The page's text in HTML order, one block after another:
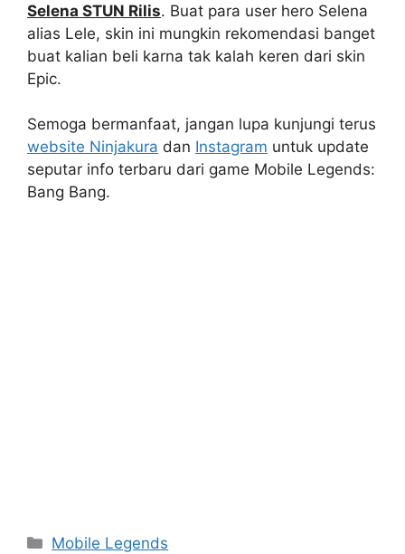
Selena STUN Rilis. Buat para user hero Selena
alias Lele, skin ini mungkin rekomendasi banget
buat kalian beli karna tak kalah keren dari skin
Epic.
Semoga bermanfaat, jangan lupa kunjungi terus
website Ninjakura dan Instagram untuk update
seputar info terbaru dari game Mobile Legends:
Bang Bang.
Categories
Mobile Legends